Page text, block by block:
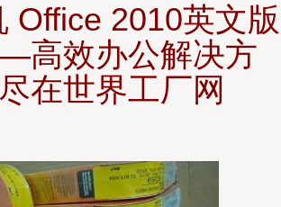
Office 2010英文版
高效办公解决方
在世界工厂网